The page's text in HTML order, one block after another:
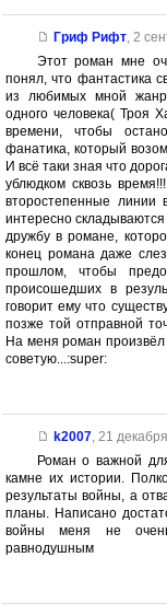
Гриф Рифт, 2
Этот роман мне
понял, что фантастика
из любимых мной
одного человека( Троя
времени, чтобы
фанатика, который
И всё таки зная что
ублюдком сквозь
второстепенные линии
интересно
дружбу в романе,
конец романа даже
прошлом, чтобы
происошедших в
говорит ему что
позже той отправной
На меня роман
советую...:super:
k2007, 21
Роман о важной
камне их истории.
результаты войны, а
планы. Написано
войны меня не
равнодушным